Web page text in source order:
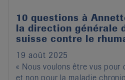
10 questions à
la direction générale
suisse contre le
19 août 2025
« Nous voulons être vus pour
et non pour la maladie